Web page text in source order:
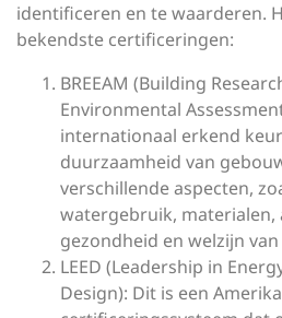
identificeren en te waarderen.
bekendste certificeringen:
BREEAM (Building
Environmental
internationaal erkend
duurzaamheid van
verschillende aspecten,
watergebruik, materialen,
gezondheid en welzijn
LEED (Leadership in
Design): Dit is een